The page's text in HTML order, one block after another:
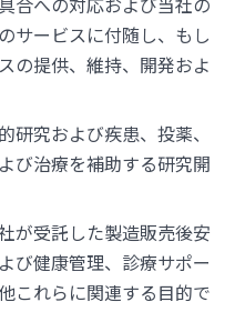
サービスに付随し、もし
の提供、維持、開発およ
研究および疾患、投薬、
び治療を補助する研究開
が受託した製造販売後安
び健康管理、診療サポー
これらに関連する目的で